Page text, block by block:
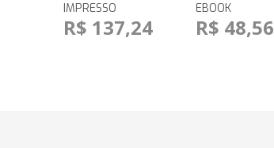
IMPRESSO
R$ 137,24
EBOOK
R$ 48,56